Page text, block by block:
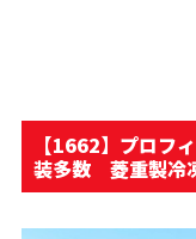
【1662】プロ
装多数 菱重製